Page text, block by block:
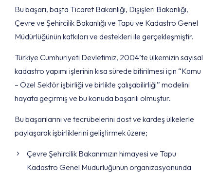
Bu başarı, başta Ticaret Bakanlığı, Dışişleri Bakanlığı,
Çevre ve Şehircilik Bakanlığı ve Tapu ve Kadastro Genel
Müdürlüğünün katkıları ve destekleri ile gerçekleşmiştir.
Türkiye Cumhuriyeti Devletimiz, 2004’te ülkemizin sayısal
kadastro yapımı işlerinin kısa sürede bitirilmesi için “Kamu
– Özel Sektör işbirliği ve birlikte çalışabilirliği” modelini
hayata geçirmiş ve bu konuda başarılı olmuştur.
Bu başarılarını ve tecrübelerini dost ve kardeş ülkelerle
paylaşarak işbirliklerini geliştirmek üzere;
Çevre Şehircilik Bakanımızın himayesi ve Tapu
Kadastro Genel Müdürlüğünün organizasyonunda